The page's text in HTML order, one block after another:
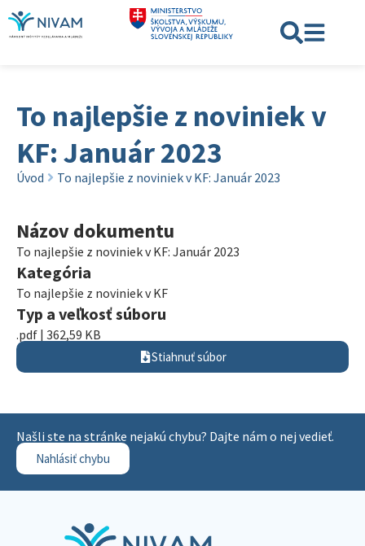
To najlepšie z noviniek v
KF: Január 2023
Úvod To najlepšie z noviniek v KF: Január 2023
Názov dokumentu
To najlepšie z noviniek v KF: Január 2023
Kategória
To najlepšie z noviniek v KF
Typ a veľkosť súboru
.pdf | 362,59 KB
Stiahnuť súbor
Našli ste na stránke nejakú chybu? Dajte nám o nej vedieť.
Nahlásiť chybu